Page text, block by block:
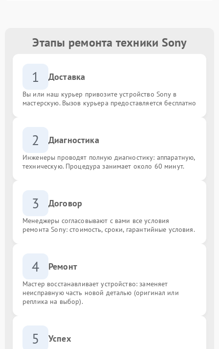
Этапы ремонта техники Sony
1 Доставка
Вы или наш курьер привозите устройство Sony в
мастерскую. Вызов курьера предоставляется бесплатно
2 Диагностика
Инженеры проводят полную диагностику: аппаратную,
техническую. Процедура занимает около 60 минут.
3 Договор
Менеджеры согласовывают с вами все условия
ремонта Sony: стоимость, сроки, гарантийные условия.
4 Ремонт
Мастер восстанавливает устройство: заменяет
неисправную часть новой деталью (оригинал или
реплика на выбор).
5 Успех